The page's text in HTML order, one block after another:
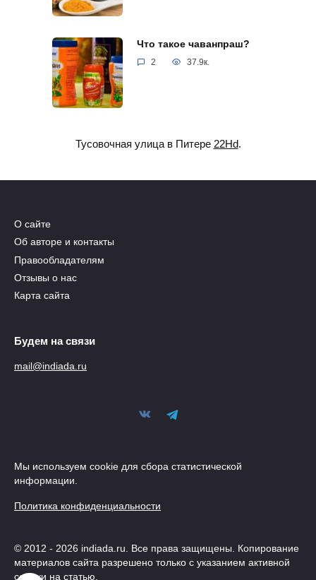
Что такое чаванпраш?
2 37.9к.
Тусовочная улица в Питере 22Hd.
О сайте
Об авторе и контакты
Правообладателям
Отзывы о нас
Карта сайта
Будем на связи
mail@indiada.ru
Мы используем cookie для сбора статистической
информации.
Политика конфиденциальности
© 2012 - 2026 indiada.ru. Все права защищены. Копирование
материалов сайта разрешено только с указанием активной
ссылки на статью.